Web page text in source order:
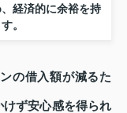
経済的に余裕を持
。
の借入額が減るた
ず安心感を得られ